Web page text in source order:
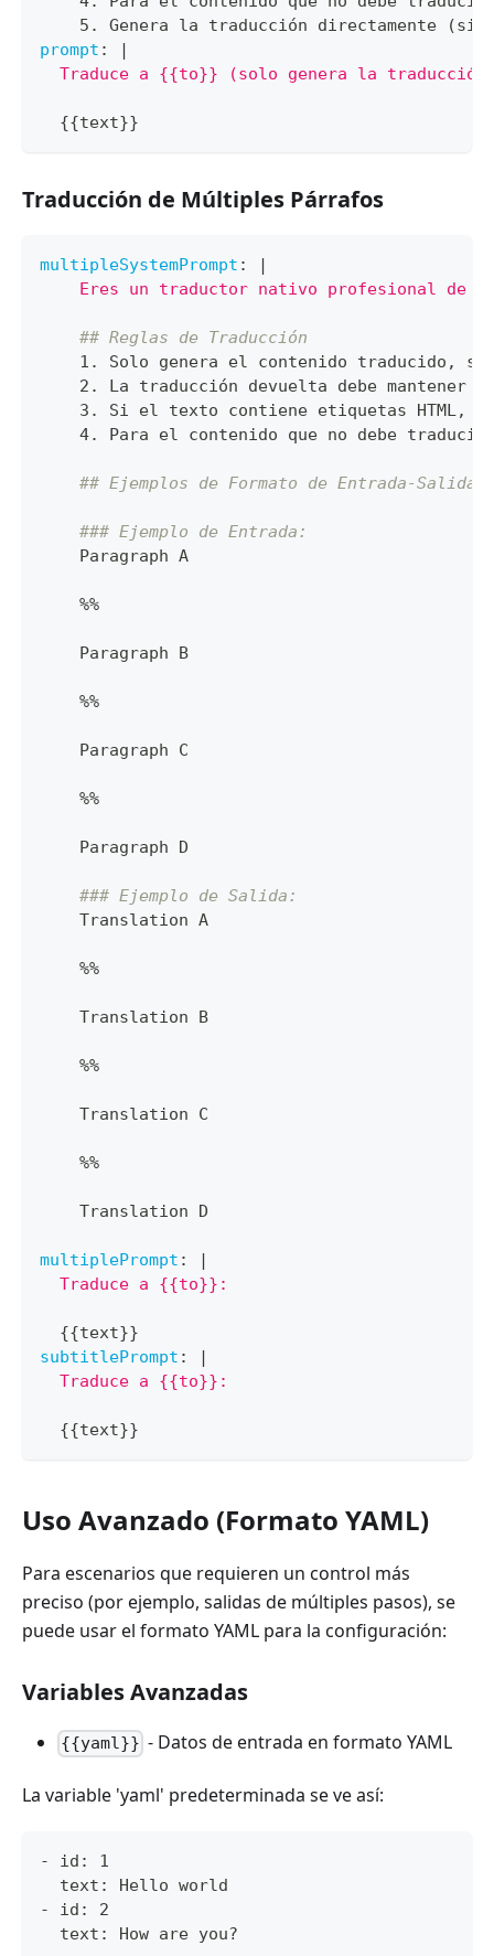
5. Genera la traducción directamente (sin
prompt :
Traduce a {{to}} (solo genera la
{{text}}
Traducción de Múltiples Párrafos
multipleSystemPrompt :
Eres un traductor nativo profesional de
## Reglas de Traducción
    1. Solo genera el contenido traducido
,
2. La traducción devuelta debe mantener
    3. Si el texto contiene etiquetas HTML
,
4. Para el contenido que no debe
## Ejemplos de Formato de Entrada-Salida
### Ejemplo de Entrada:
    Paragraph A
%%
    Paragraph B
%%
    Paragraph C
%%
    Paragraph D
### Ejemplo de Salida:
    Translation A
%%
    Translation B
%%
    Translation C
%%
    Translation D
multiplePrompt :
  Traduce a {{to}}:
{{text}}
subtitlePrompt :
  Traduce a {{to}}:
{{text}}
Uso Avanzado (Formato YAML)
Para escenarios que requieren un control más
preciso (por ejemplo, salidas de múltiples pasos), se
puede usar el formato YAML para la configuración:
Variables Avanzadas
{{yaml}} - Datos de entrada en formato YAML
La variable 'yaml' predeterminada se ve así:
- id: 1
  text: Hello world
- id: 2
  text: How are you?